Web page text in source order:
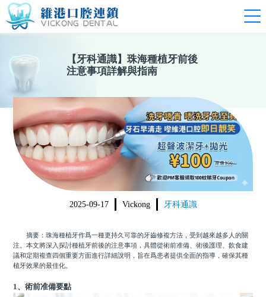
【 牙科通識】 珠海種植牙前後
注意事項詳解與指南
2025-09-17 Vickong 牙科通識
摘要：珠海種植牙作爲一種更持久可靠的牙齒修複方法，受到越來越多人的關
注。本文將深入探討種植牙前後的注意事項，具體從術前准備、術後護理、飲食建
議和定期複查四個重要方面進行詳細說明，旨在爲患者提供全面的指導，確保其種
植牙效果的最佳化。
1、術前准備要點